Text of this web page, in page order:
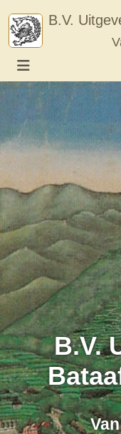
content
B.V.
B.V.